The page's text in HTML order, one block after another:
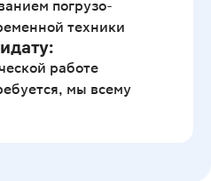
погрузо-
техники
работе
мы всему